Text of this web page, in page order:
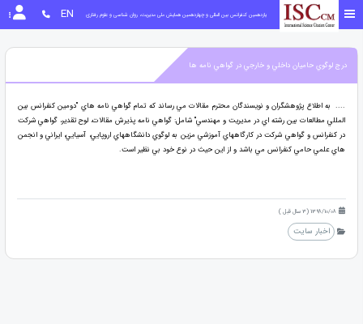
یازدهمین کنفرانس بین المللی و چهاردهمین همایش ملی مدیریت، روان شناسی و علوم رفتاری EN
درج لوگوي حاميان داخلي و خارجي در گواهي نامه ها
.... به اطلاع پژوهشگران و نويسندگان محترم مقالات مي رساند كه تمام گواهي نامه هاي "دومين كنفرانس بين
المللي مطالعات بين رشته اي در مديريت و مهندسي" شامل: گواهي نامه پذيرش مقالات، لوح تقدير، گواهي شركت
در كنفرانس و گواهي شركت در كارگاههاي آموزشي مزين به لوگوي دانشگاههاي اروپايي، آسيايي، ايراني و انجمن
هاي علمي حامي كنفرانس مي باشد و از اين حيث در نوع خود بي نظير است.
1398/10/08 (3 سال قبل )
اخبار سایت